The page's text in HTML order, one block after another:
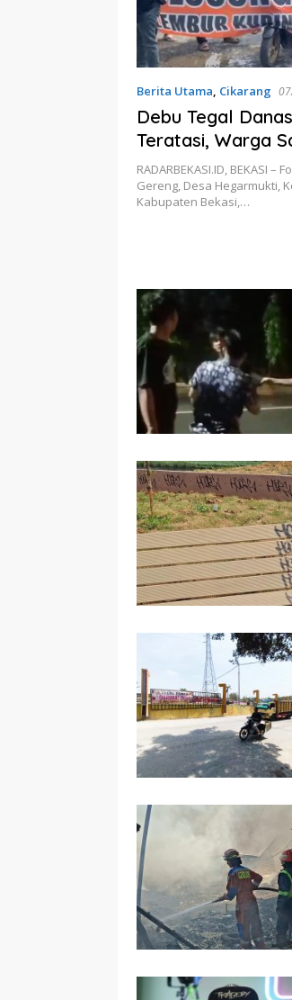
Berita Utama, Cikarang
Debu Tegal
Teratasi, Warga
Tuntutan
RADARBEKASI.ID, BEKASI
Gereng, Desa Hegarmukti,
Kabupaten Bekasi,…